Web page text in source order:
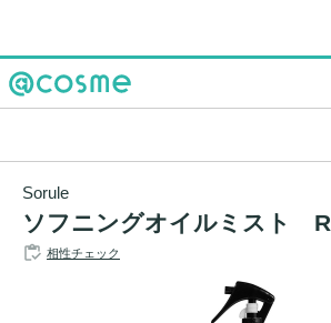
Sorule
ソフニングオイルミスト R
相性チェック